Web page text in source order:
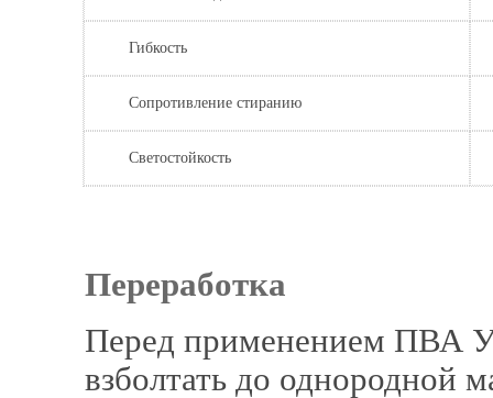
Гибкость
Сопротивление стиранию
Светостойкость
Переработка
Перед применением ПВА
взболтать до однородной